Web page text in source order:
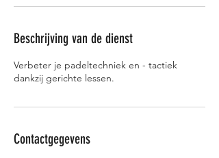
Beschrijving van de dienst
Verbeter je padeltechniek en - tactiek
dankzij gerichte lessen.
Contactgegevens